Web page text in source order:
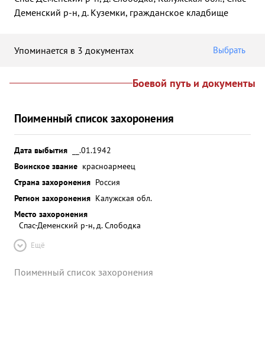
Деменский р-н, д. Куземки, гражданское кладбище
Упоминается в 3 документах Выбрать
Боевой путь и документы
Поименный список захоронения
Дата выбытия
__.01.1942
Воинское звание красноармеец
Страна захоронения Россия
Регион захоронения Калужская обл.
Место захоронения
Спас-Деменский р-н, д. Слободка
Ещё
Поименный список захоронения